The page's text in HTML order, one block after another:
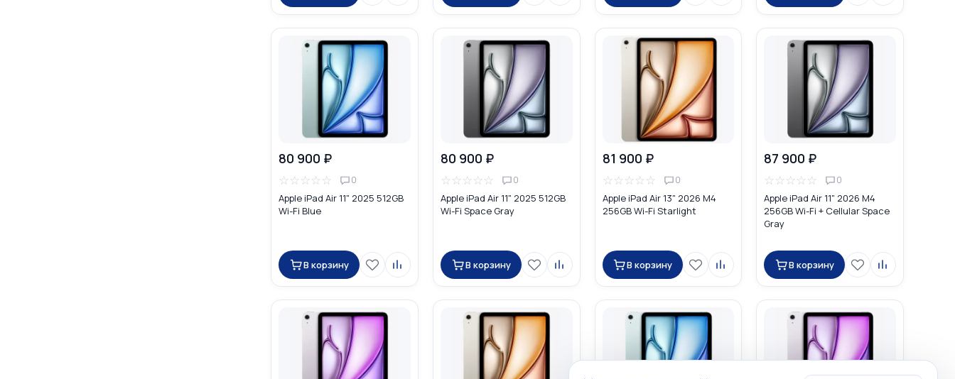
80 900 ₽
☆☆☆☆☆ 0
Apple iPad Air 11" 2025 512GB
Wi-Fi Blue
В корзину
80 900 ₽
☆☆☆☆☆ 0
Apple iPad Air 11" 2025 512GB
Wi-Fi Space Gray
В корзину
81 900 ₽
☆☆☆☆☆ 0
Apple iPad Air 13" 2026 M4
256GB Wi-Fi Starlight
В корзину
87 900 ₽
☆☆☆☆☆ 0
Apple iPad Air 11" 2026 M4
256GB Wi-Fi + Cellular Space
Gray
В корзину